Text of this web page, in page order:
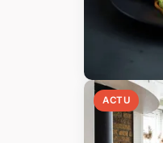
ACTU